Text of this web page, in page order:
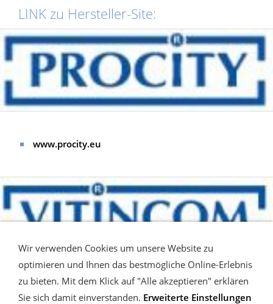
LINK zu Hersteller-Site:
www.procity.eu
Wir verwenden Cookies um unsere Website zu
optimieren und Ihnen das bestmögliche Online-Erlebnis
zu bieten. Mit dem Klick auf "Alle akzeptieren" erklären
Sie sich damit einverstanden. Erweiterte Einstellungen